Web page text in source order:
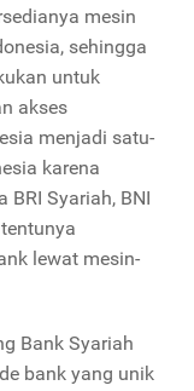
mesin
sehingga
untuk
akses
menjadi satu-
karena
Syariah, BNI
lewat mesin-
Bank Syariah
bank yang unik